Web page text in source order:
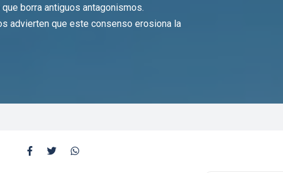
borra antiguos antagonismos.
advierten que este consenso erosiona la